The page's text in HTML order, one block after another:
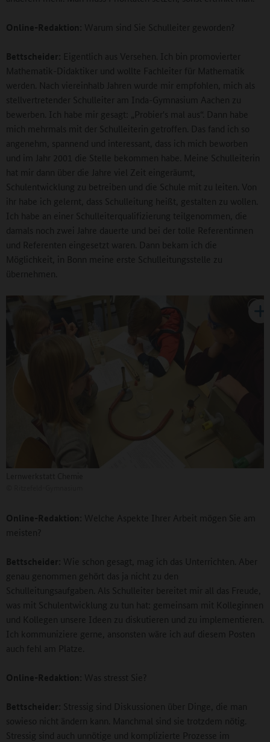
Online-Redaktion: Warum sind Sie Schulleiter geworden?
Bettscheider: Eigentlich aus Versehen. Ich bin promovierter
Mathematik-Didaktiker und wollte Fachleiter für Mathematik
werden. Nach viereinhalb Jahren wurde mir empfohlen, mich als
stellvertretender Schulleiter am Inda-Gymnasium Aachen zu
bewerben. Ich habe mir gesagt: „Probier's mal aus“. Dann habe
mich mehrmals mit der Schulleiterin getroffen. Das fand ich so
angenehm, spannend und interessant, dass ich mich beworben
und im Jahr 2001 die Stelle bekommen habe. Meine Schulleiterin
hat mir dann über die Jahre viel Zeit eingeräumt,
Schulentwicklung zu betreiben und die Schule mit zu leiten. Von
ihr habe ich gelernt, dass Schulleitung heißt, gestalten zu wollen.
Ich habe an einer Schulleiterqualifizierung teilgenommen, die
damals noch zwei Jahre dauerte und bei der tolle Referentinnen
und Referenten eingesetzt waren. Dann bekam ich die
Möglichkeit, in Bonn meine erste Schulleitungsstelle zu
übernehmen.
Online-Redaktion: Welche Aspekte Ihrer Arbeit mögen Sie am
meisten?
Bettscheider: Wie schon gesagt, mag ich das Unterrichten. Aber
genau genommen gehört das ja nicht zu den
Schulleitungsaufgaben. Als Schulleiter bereitet mir all das Freude,
was mit Schulentwicklung zu tun hat: gemeinsam mit Kolleginnen
und Kollegen unsere Ideen zu diskutieren und zu implementieren.
Ich kommuniziere gerne, ansonsten wäre ich auf diesem Posten
auch fehl am Platze.
Online-Redaktion: Was stresst Sie?
Bettscheider:
Stressig sind Diskussionen über Dinge, die man
sowieso nicht ändern kann. Manchmal sind sie trotzdem nötig.
Stressig sind auch unnötige und komplizierte Prozesse im